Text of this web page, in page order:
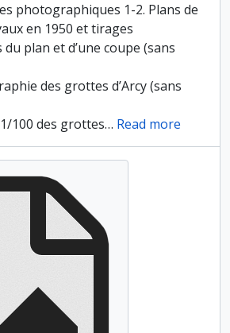
photographiques 1-2. Plans de
en 1950 et tirages
plan et d’une coupe (sans
des grottes d’Arcy (sans
100 des grottes… Read more